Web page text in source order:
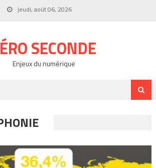
jeudi, août 06, 2026
SECONDE
Enjeux du numérique